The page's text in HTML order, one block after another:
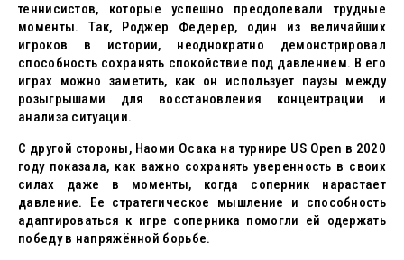
теннисистов, которые успешно преодолевали трудные
моменты. Так, Роджер Федерер, один из величайших
игроков в истории, неоднократно демонстрировал
способность сохранять спокойствие под давлением. В его
играх можно заметить, как он использует паузы между
розыгрышами для восстановления концентрации и
анализа ситуации.
С другой стороны, Наоми Осака на турнире US Open в 2020
году показала, как важно сохранять уверенность в своих
силах даже в моменты, когда соперник нарастает
давление. Ее стратегическое мышление и способность
адаптироваться к игре соперника помогли ей одержать
победу в напряжённой борьбе.